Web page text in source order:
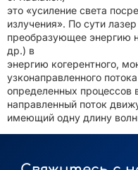
это «усиление света
излучения». По сути
преобразующее энергию
др.) в
энергию когерентного,
узконаправленного
определенных процессов
направленный поток
имеющий одну длину